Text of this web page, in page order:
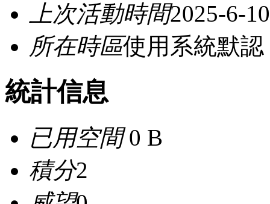
上次活動時間2025-6-
所在時區使用系統默認
統計信息
已用空間0 B
積分2